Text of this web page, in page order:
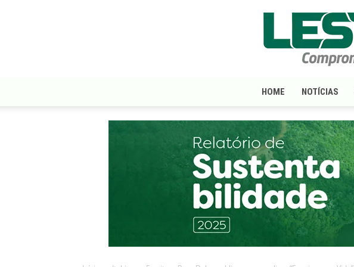
HOME NOTÍCIAS